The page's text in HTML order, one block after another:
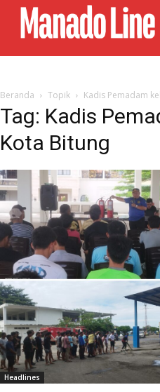
Beranda Topik Kadis Pemadam
Tag: Kadis
Kota Bitung
Headlines